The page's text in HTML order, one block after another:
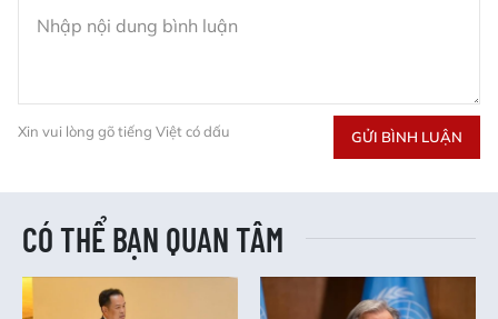
Xin vui lòng gõ tiếng Việt có dấu GỬI BÌNH LUẬN
CÓ THỂ BẠN QUAN TÂM